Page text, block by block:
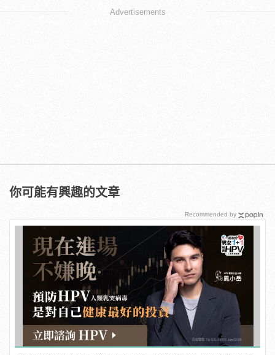
Advertisements
你可能有興趣的文章
Recommended by